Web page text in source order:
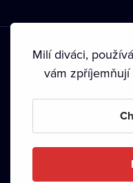
Podmínky používání •
•
Milí diváci,
vám